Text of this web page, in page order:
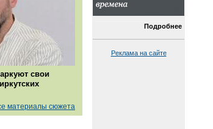
свои
материалы сюжета
Подробнее
Реклама на сайте